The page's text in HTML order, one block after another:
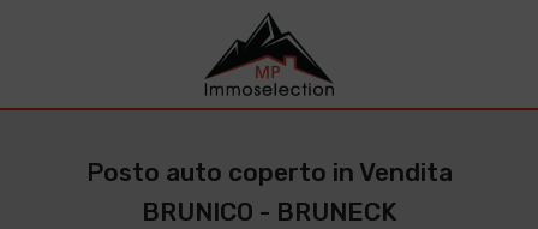
Posto auto coperto in Vendita
BRUNICO - BRUNECK